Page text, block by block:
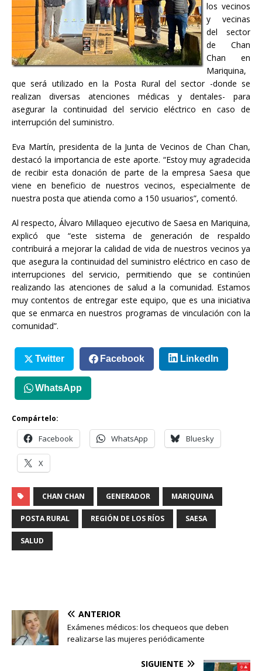
los vecinos
y vecinas
del sector
de Chan
Chan en
Mariquina,
que será utilizado en la Posta Rural del sector -donde se
realizan diversas atenciones médicas y dentales- para
asegurar la continuidad del servicio eléctrico en caso de
interrupción del suministro.
Eva Martín, presidenta de la Junta de Vecinos de Chan Chan,
destacó la importancia de este aporte. “Estoy muy agradecida
de recibir esta donación de parte de la empresa Saesa que
viene en beneficio de nuestros vecinos, especialmente de
nuestra posta que atienda como a 150 usuarios”, comentó.
Al respecto, Álvaro Millaqueo ejecutivo de Saesa en Mariquina,
explicó que “este sistema de generación de respaldo
contribuirá a mejorar la calidad de vida de nuestros vecinos ya
que asegura la continuidad del suministro eléctrico en caso de
interrupciones del servicio, permitiendo que se continúen
realizando las atenciones de salud a la comunidad. Estamos
muy contentos de entregar este equipo, que es una iniciativa
que se enmarca en nuestros programas de vinculación con la
comunidad”.
Twitter Facebook LinkedIn
WhatsApp
Compártelo:
Facebook WhatsApp Bluesky
X
CHAN CHAN GENERADOR MARIQUINA
POSTA RURAL REGIÓN DE LOS RÍOS SAESA
SALUD
ANTERIOR
Exámenes médicos: los chequeos que deben
realizarse las mujeres periódicamente
SIGUIENTE